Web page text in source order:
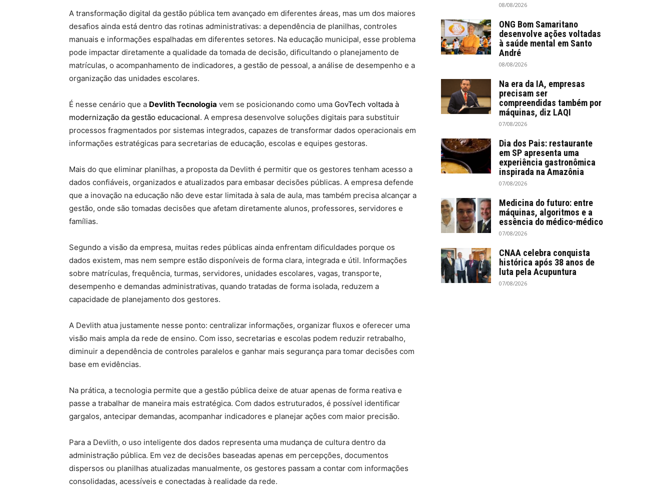
A transformação digital da gestão pública tem avançado em diferentes áreas, mas um dos maiores
desafios ainda está dentro das rotinas administrativas: a dependência de planilhas, controles
manuais e informações espalhadas em diferentes setores. Na educação municipal, esse problema
pode impactar diretamente a qualidade da tomada de decisão, dificultando o planejamento de
matrículas, o acompanhamento de indicadores, a gestão de pessoal, a análise de desempenho e a
organização das unidades escolares.
É nesse cenário que a Devlith Tecnologia vem se posicionando como uma GovTech voltada à
modernização da gestão educacional. A empresa desenvolve soluções digitais para substituir
processos fragmentados por sistemas integrados, capazes de transformar dados operacionais em
informações estratégicas para secretarias de educação, escolas e equipes gestoras.
Mais do que eliminar planilhas, a proposta da Devlith é permitir que os gestores tenham acesso a
dados confiáveis, organizados e atualizados para embasar decisões públicas. A empresa defende
que a inovação na educação não deve estar limitada à sala de aula, mas também precisa alcançar a
gestão, onde são tomadas decisões que afetam diretamente alunos, professores, servidores e
famílias.
Segundo a visão da empresa, muitas redes públicas ainda enfrentam dificuldades porque os
dados existem, mas nem sempre estão disponíveis de forma clara, integrada e útil. Informações
sobre matrículas, frequência, turmas, servidores, unidades escolares, vagas, transporte,
desempenho e demandas administrativas, quando tratadas de forma isolada, reduzem a
capacidade de planejamento dos gestores.
A Devlith atua justamente nesse ponto: centralizar informações, organizar fluxos e oferecer uma
visão mais ampla da rede de ensino. Com isso, secretarias e escolas podem reduzir retrabalho,
diminuir a dependência de controles paralelos e ganhar mais segurança para tomar decisões com
base em evidências.
Na prática, a tecnologia permite que a gestão pública deixe de atuar apenas de forma reativa e
passe a trabalhar de maneira mais estratégica. Com dados estruturados, é possível identificar
gargalos, antecipar demandas, acompanhar indicadores e planejar ações com maior precisão.
Para a Devlith, o uso inteligente dos dados representa uma mudança de cultura dentro da
administração pública. Em vez de decisões baseadas apenas em percepções, documentos
dispersos ou planilhas atualizadas manualmente, os gestores passam a contar com informações
consolidadas, acessíveis e conectadas à realidade da rede.
08/08/2026
ONG Bom Samaritano
desenvolve ações voltadas
à saúde mental em Santo
André
08/08/2026
Na era da IA, empresas
precisam ser
compreendidas também por
máquinas, diz LAQI
07/08/2026
Dia dos Pais: restaurante
em SP apresenta uma
experiência gastronômica
inspirada na Amazônia
07/08/2026
Medicina do futuro: entre
máquinas, algoritmos e a
essência do médico-médico
07/08/2026
CNAA celebra conquista
histórica após 38 anos de
luta pela Acupuntura
07/08/2026